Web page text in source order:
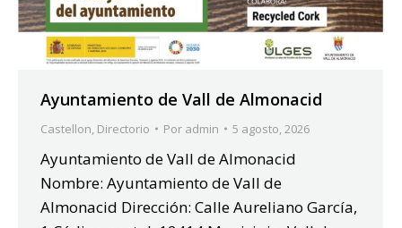
Ayuntamiento de Vall de Almonacid
Castellon Directorio Por admin 5 agosto, 2026
Ayuntamiento de Vall de Almonacid
Nombre: Ayuntamiento de Vall de
Almonacid Dirección: Calle Aureliano García,